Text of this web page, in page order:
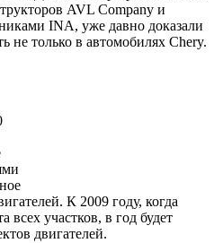
AVL Company и
INA, уже давно доказали
не только в автомобилях Chery.
К 2009 году, когда
всех участков, в год будет
двигателей.